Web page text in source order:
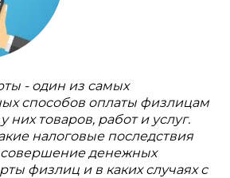
- один из самых
способов оплаты физлицам
них товаров, работ и услуг.
налоговые последствия
совершение денежных
физлиц и в каких случаях с